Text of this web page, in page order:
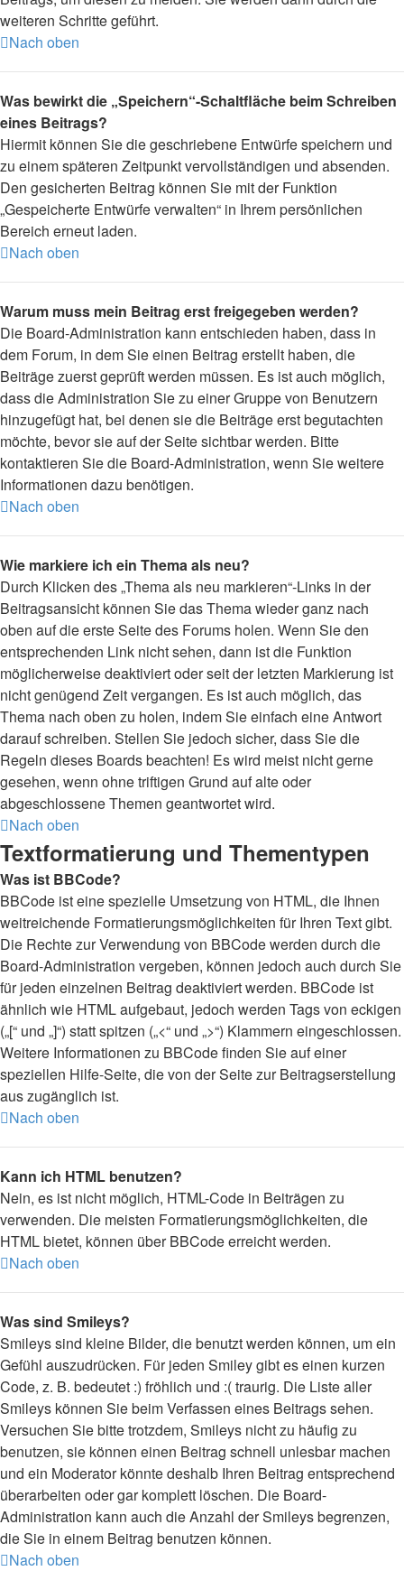
weiteren Schritte geführt.
Nach oben
Was bewirkt die „Speichern“-Schaltfläche beim Schreiben
eines Beitrags?
Hiermit können Sie die geschriebene Entwürfe speichern und
zu einem späteren Zeitpunkt vervollständigen und absenden.
Den gesicherten Beitrag können Sie mit der Funktion
„Gespeicherte Entwürfe verwalten“ in Ihrem persönlichen
Bereich erneut laden.
Nach oben
Warum muss mein Beitrag erst freigegeben werden?
Die Board-Administration kann entschieden haben, dass in
dem Forum, in dem Sie einen Beitrag erstellt haben, die
Beiträge zuerst geprüft werden müssen. Es ist auch möglich,
dass die Administration Sie zu einer Gruppe von Benutzern
hinzugefügt hat, bei denen sie die Beiträge erst begutachten
möchte, bevor sie auf der Seite sichtbar werden. Bitte
kontaktieren Sie die Board-Administration, wenn Sie weitere
Informationen dazu benötigen.
Nach oben
Wie markiere ich ein Thema als neu?
Durch Klicken des „Thema als neu markieren“-Links in der
Beitragsansicht können Sie das Thema wieder ganz nach
oben auf die erste Seite des Forums holen. Wenn Sie den
entsprechenden Link nicht sehen, dann ist die Funktion
möglicherweise deaktiviert oder seit der letzten Markierung ist
nicht genügend Zeit vergangen. Es ist auch möglich, das
Thema nach oben zu holen, indem Sie einfach eine Antwort
darauf schreiben. Stellen Sie jedoch sicher, dass Sie die
Regeln dieses Boards beachten! Es wird meist nicht gerne
gesehen, wenn ohne triftigen Grund auf alte oder
abgeschlossene Themen geantwortet wird.
Nach oben
Textformatierung und Thementypen
Was ist BBCode?
BBCode ist eine spezielle Umsetzung von HTML, die Ihnen
weitreichende Formatierungsmöglichkeiten für Ihren Text gibt.
Die Rechte zur Verwendung von BBCode werden durch die
Board-Administration vergeben, können jedoch auch durch Sie
für jeden einzelnen Beitrag deaktiviert werden. BBCode ist
ähnlich wie HTML aufgebaut, jedoch werden Tags von eckigen
(„[“ und „]“) statt spitzen („<“ und „>“) Klammern eingeschlossen.
Weitere Informationen zu BBCode finden Sie auf einer
speziellen Hilfe-Seite, die von der Seite zur Beitragserstellung
aus zugänglich ist.
Nach oben
Kann ich HTML benutzen?
Nein, es ist nicht möglich, HTML-Code in Beiträgen zu
verwenden. Die meisten Formatierungsmöglichkeiten, die
HTML bietet, können über BBCode erreicht werden.
Nach oben
Was sind Smileys?
Smileys sind kleine Bilder, die benutzt werden können, um ein
Gefühl auszudrücken. Für jeden Smiley gibt es einen kurzen
Code, z. B. bedeutet :) fröhlich und :( traurig. Die Liste aller
Smileys können Sie beim Verfassen eines Beitrags sehen.
Versuchen Sie bitte trotzdem, Smileys nicht zu häufig zu
benutzen, sie können einen Beitrag schnell unlesbar machen
und ein Moderator könnte deshalb Ihren Beitrag entsprechend
überarbeiten oder gar komplett löschen. Die Board-
Administration kann auch die Anzahl der Smileys begrenzen,
die Sie in einem Beitrag benutzen können.
Nach oben